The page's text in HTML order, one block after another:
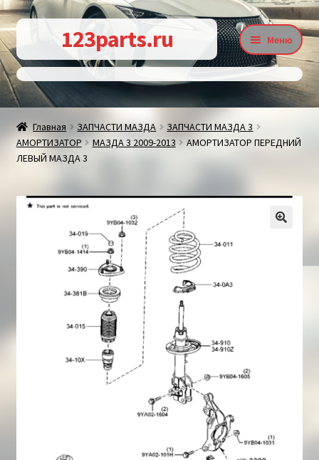
Перейти
к
навигации
Перейти
к
содержимому
123parts.ru Меню
Контакты
Статьи
Доставка и оплата
Корзина
Главная ЗАПЧАСТИ МАЗДА
ЗАПЧАСТИ МАЗДА 3
АМОРТИЗАТОР
МАЗДА 3 2009-2013
АМОРТИЗАТОР ПЕРЕДНИЙ
ЛЕВЫЙ МАЗДА 3